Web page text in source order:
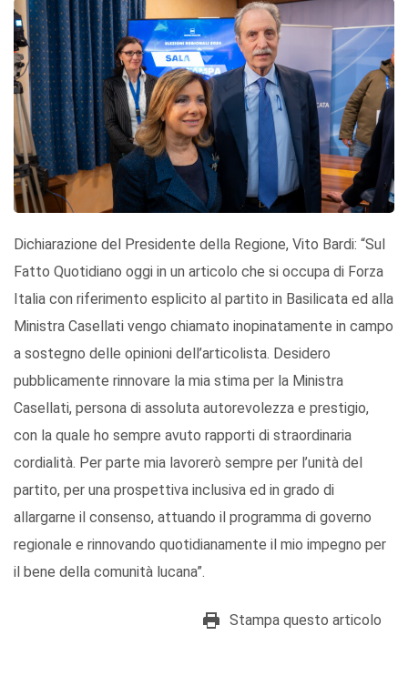
Dichiarazione del Presidente della Regione, Vito Bardi: “Sul
Fatto Quotidiano oggi in un articolo che si occupa di Forza
Italia con riferimento esplicito al partito in Basilicata ed alla
Ministra Casellati vengo chiamato inopinatamente in campo
a sostegno delle opinioni dell’articolista. Desidero
pubblicamente rinnovare la mia stima per la Ministra
Casellati, persona di assoluta autorevolezza e prestigio,
con la quale ho sempre avuto rapporti di straordinaria
cordialità. Per parte mia lavorerò sempre per l’unità del
partito, per una prospettiva inclusiva ed in grado di
allargarne il consenso, attuando il programma di governo
regionale e rinnovando quotidianamente il mio impegno per
il bene della comunità lucana”.
Stampa questo articolo